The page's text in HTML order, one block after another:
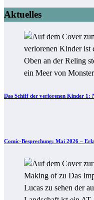
Aktuelles
Das Schiff der verlorenen Kinder 1:
Comic-Besprechung: Mai 2026 –